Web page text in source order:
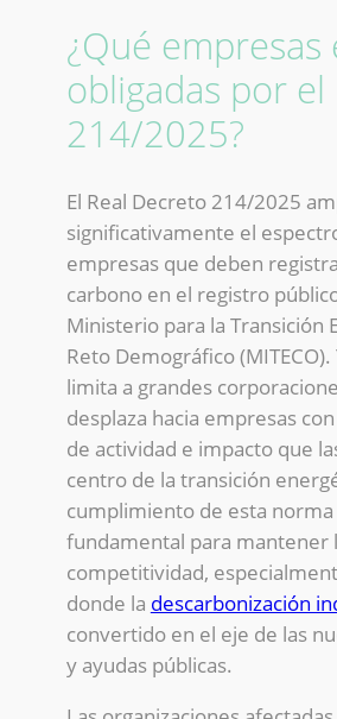
¿Qué empresas
obligadas por el
214/2025?
El Real Decreto 214/2025
significativamente el
empresas que deben
carbono en el registro
Ministerio para la Transición
Reto Demográfico (MITECO).
limita a grandes
desplaza hacia empresas
de actividad e impacto que
centro de la transición
cumplimiento de esta norma
fundamental para mantener
competitividad,
donde la descarbonización
convertido en el eje de las
y ayudas públicas.